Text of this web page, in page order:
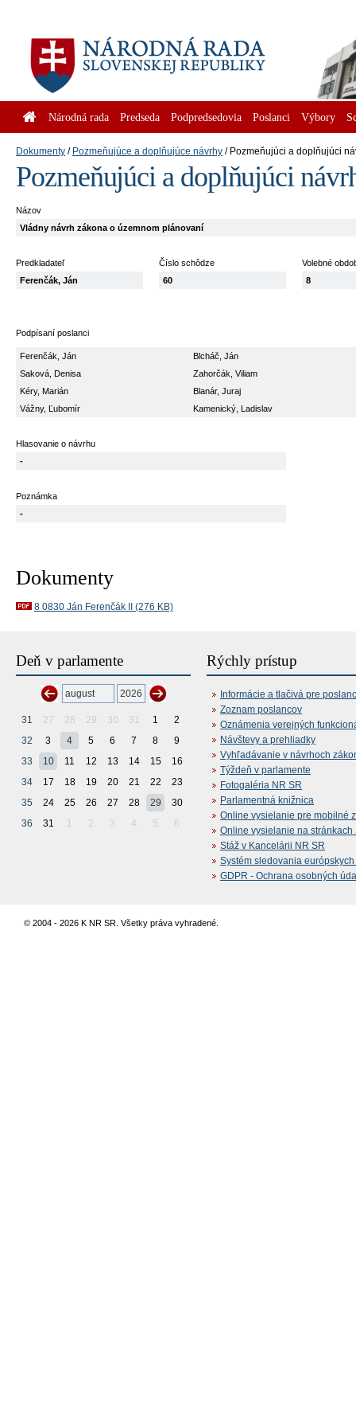
Národná rada Predseda Podpredsedovia Poslanci Výbory
Dokumenty Pozmeňujúce a doplňujúce návrhy Pozmeňujúci a doplňujúci
Pozmeňujúci a doplňujúci
Názov
Vládny návrh zákona o územnom plánovaní
Predkladateľ
Ferenčák, Ján
Číslo schôdze
60
Volebné
8
Podpísaní poslanci
Ferenčák, Ján
Blcháč, Ján
Saková, Denisa
Zahorčák, Viliam
Kéry, Marián
Blanár, Juraj
Vážny, Ľubomír
Kamenický, Ladislav
Hlasovanie o návrhu
-
Poznámka
-
Dokumenty
8 0830 Ján Ferenčák II (276 KB)
Deň v parlamente
31 27 28 29 30 31 1
2
32
3 4 5 6 7 8
9
33
10 11 12 13 14 15
16
34
17 18 19 20 21 22
23
35
24 25 26 27 28 29
30
36
31 1 2 3 4 5 6
Rýchly prístup
Informácie a tlačivá pre
Zoznam poslancov
Oznámenia verejných
Návštevy a prehliadky
Vyhľadávanie v návrhoch
Týždeň v parlamente
Fotogaléria NR SR
Parlamentná knižnica
Online vysielanie pre mobilné
Online vysielanie na stránkach
Stáž v Kancelárii NR SR
Systém sledovania
GDPR - Ochrana osobných
© 2004 - 2026 K NR SR. Všetky práva vyhradené.